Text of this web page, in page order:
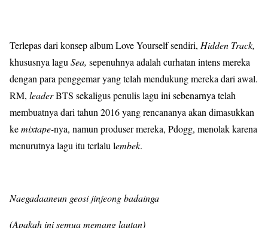
Terlepas dari konsep album Love Yourself sendiri, Hidden Track,
khususnya laguSea, sepenuhnya adalah curhatan intens mereka
dengan para penggemar yang telah mendukung mereka dari awal.
RM, leaderBTS sekaligus penulis lagu ini sebenarnya telah
membuatnya dari tahun 2016 yang rencananya akan dimasukkan
kemixtape-nya, namun produser mereka, Pdogg, menolak karena
menurutnya lagu itu terlalu lembek.
Naegadaaneun geosi jinjeong badainga
(Apakah ini semua memang lautan)